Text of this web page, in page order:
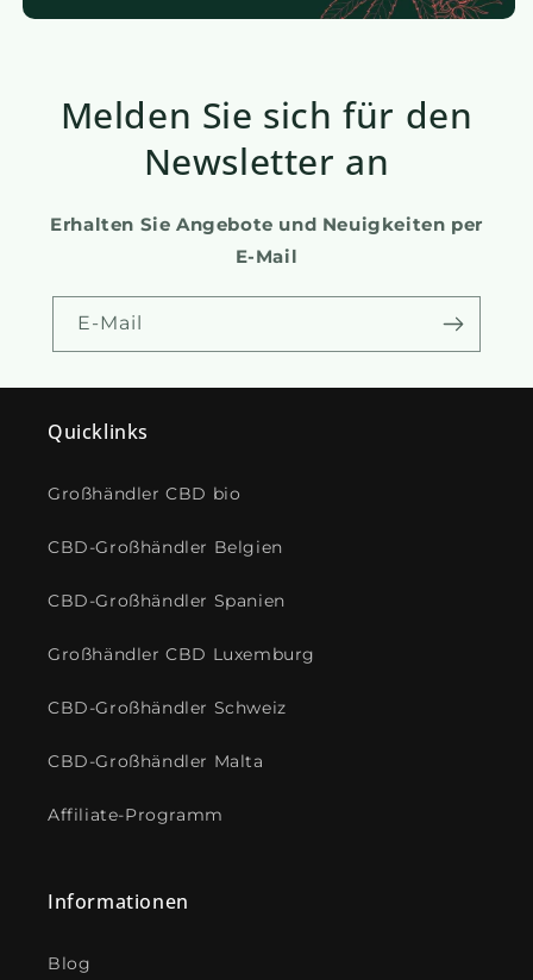
Melden Sie sich für den
Newsletter an
Erhalten Sie Angebote und Neuigkeiten per
E-Mail
E-Mail
Quicklinks
Großhändler CBD bio
CBD-Großhändler Belgien
CBD-Großhändler Spanien
Großhändler CBD Luxemburg
CBD-Großhändler Schweiz
CBD-Großhändler Malta
Affiliate-Programm
Informationen
Blog